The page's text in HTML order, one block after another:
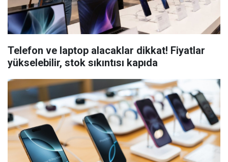
Telefon ve laptop alacaklar dikkat! Fiyatlar
yükselebilir, stok sıkıntısı kapıda